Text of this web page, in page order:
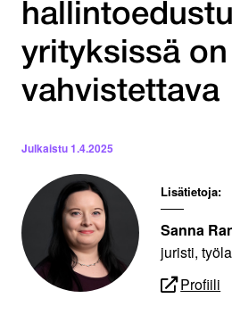
yrityksissä on
vahvistettava
Julkaistu1.4.2025
Lisätietoja:
Sanna
juristi,
Profiili